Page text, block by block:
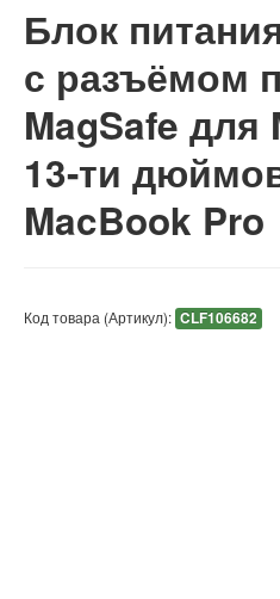
Блок
с разъёмом
MagSafe для
13-ти
MacBook Pro
Код товара (Артикул): CLF106682